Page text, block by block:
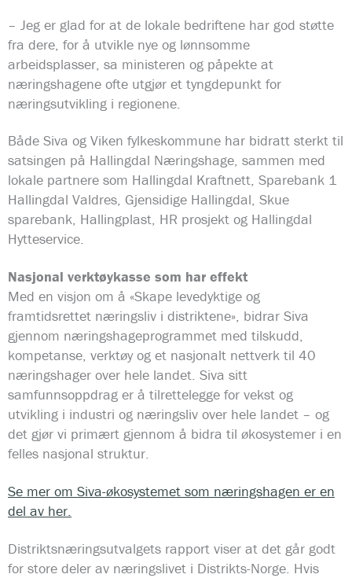
– Jeg er glad for at de lokale bedriftene har god støtte
fra dere, for å utvikle nye og lønnsomme
arbeidsplasser, sa ministeren og påpekte at
næringshagene ofte utgjør et tyngdepunkt for
næringsutvikling i regionene.
Både Siva og Viken fylkeskommune har bidratt sterkt til
satsingen på Hallingdal Næringshage, sammen med
lokale partnere som Hallingdal Kraftnett, Sparebank 1
Hallingdal Valdres, Gjensidige Hallingdal, Skue
sparebank, Hallingplast, HR prosjekt og Hallingdal
Hytteservice.
Nasjonal verktøykasse som har effekt
Med en visjon om å «Skape levedyktige og
framtidsrettet næringsliv i distriktene», bidrar Siva
gjennom næringshageprogrammet med tilskudd,
kompetanse, verktøy og et nasjonalt nettverk til 40
næringshager over hele landet. Siva sitt
samfunnsoppdrag er å tilrettelegge for vekst og
utvikling i industri og næringsliv over hele landet – og
det gjør vi primært gjennom å bidra til økosystemer i en
felles nasjonal struktur.
Se mer om Siva-økosystemet som næringshagen er en
del av her.
Distriktsnæringsutvalgets rapport viser at det går godt
for store deler av næringslivet i Distrikts-Norge. Hvis